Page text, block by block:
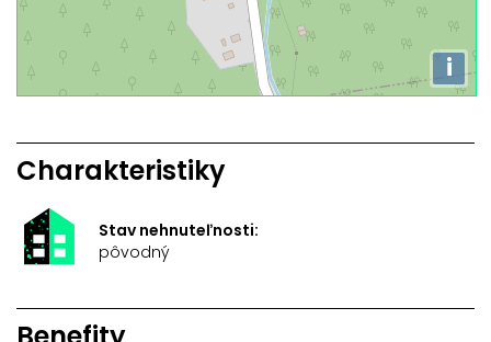
i
Charakteristiky
Stav nehnuteľnosti:
pôvodný